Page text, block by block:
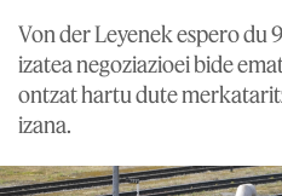
Von der Leyenek espero du
izatea negoziazioei bide
ontzat hartu dute
izana.